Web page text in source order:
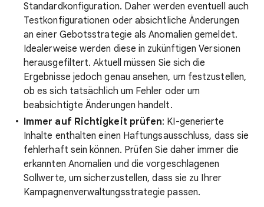
Standardkonfiguration. Daher werden eventuell auch
Testkonfigurationen oder absichtliche Änderungen
an einer Gebotsstrategie als Anomalien gemeldet.
Idealerweise werden diese in zukünftigen Versionen
herausgefiltert. Aktuell müssen Sie sich die
Ergebnisse jedoch genau ansehen, um festzustellen,
ob es sich tatsächlich um Fehler oder um
beabsichtigte Änderungen handelt.
Immer auf Richtigkeit prüfen: KI-generierte
Inhalte enthalten einen Haftungsausschluss, dass sie
fehlerhaft sein können. Prüfen Sie daher immer die
erkannten Anomalien und die vorgeschlagenen
Sollwerte, um sicherzustellen, dass sie zu Ihrer
Kampagnenverwaltungsstrategie passen.